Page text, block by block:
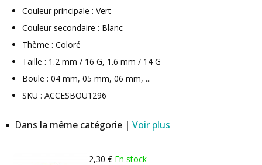
Couleur principale : Vert
Couleur secondaire : Blanc
Thème : Coloré
Taille : 1.2 mm / 16 G, 1.6 mm / 14 G
Boule : 04 mm, 05 mm, 06 mm, ...
SKU : ACCESBOU1296
Dans la même catégorie | Voir plus
2,30 € En stock